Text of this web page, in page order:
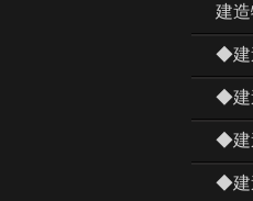
建
◆建
◆建
◆建
◆建